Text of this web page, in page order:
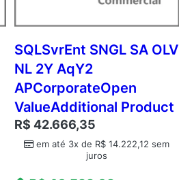
A
q
Y
3
A
c
d
m
SQLSvrEnt SNGL SA OLV
NL 2Y AqY2
APCorporateOpen
ValueAdditional Product
R$ 42.666,35
em até 3x de R$ 14.222,12 sem
juros